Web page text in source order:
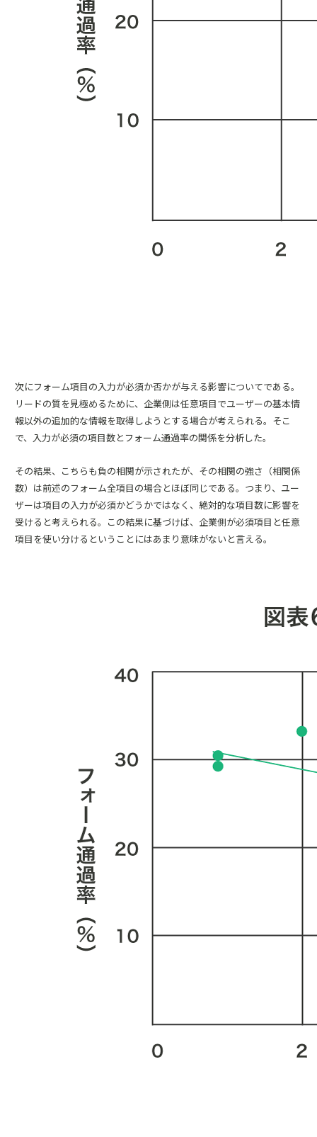
次にフォーム項目の入力が必須か否かが与える影響についてである。
リードの質を見極めるために、企業側は任意項目でユーザーの基本情
報以外の追加的な情報を取得しようとする場合が考えられる。そこ
で、入力が必須の項目数とフォーム通過率の関係を分析した。
その結果、こちらも負の相関が示されたが、その相関の強さ（相関係
数）は前述のフォーム全項目の場合とほぼ同じである。つまり、ユー
ザーは項目の入力が必須かどうかではなく、絶対的な項目数に影響を
受けると考えられる。この結果に基づけば、企業側が必須項目と任意
項目を使い分けるということにはあまり意味がないと言える。